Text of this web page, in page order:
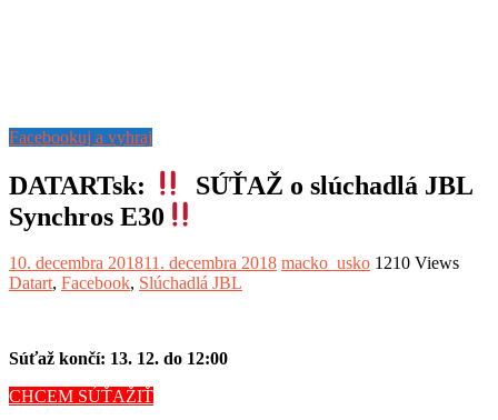
Facebookuj a vyhraj
DATARTsk:
SÚŤAŽ o slúchadlá JBL
Synchros E30
10. decembra 201811. decembra 2018 macko_usko 1210 Views
Datart, Facebook, Slúchadlá JBL
Súťaž končí: 13. 12. do 12:00
CHCEM SÚŤAŽIŤ